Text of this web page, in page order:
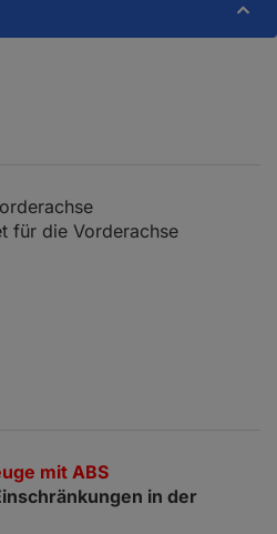
für die Vorderachse
mit ABS
in der